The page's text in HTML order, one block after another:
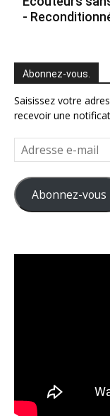
-
Abonnez-vous.
Saisissez votre
recevoir une
Adresse
e-
mail
Abonnez-vous